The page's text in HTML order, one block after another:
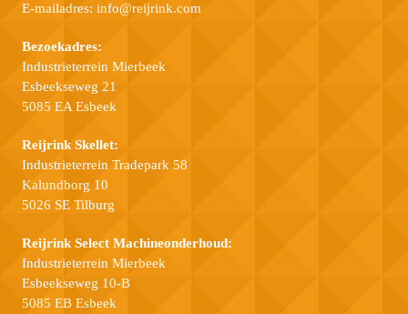
E-mailadres: info@reijrink.com
Bezoekadres:
Industrieterrein Mierbeek
Esbeekseweg 21
5085 EA Esbeek
Reijrink Skellet:
Industrieterrein Tradepark 58
Kalundborg 10
5026 SE Tilburg
Reijrink Select Machineonderhoud:
Industrieterrein Mierbeek
Esbeekseweg 10-B
5085 EB Esbeek